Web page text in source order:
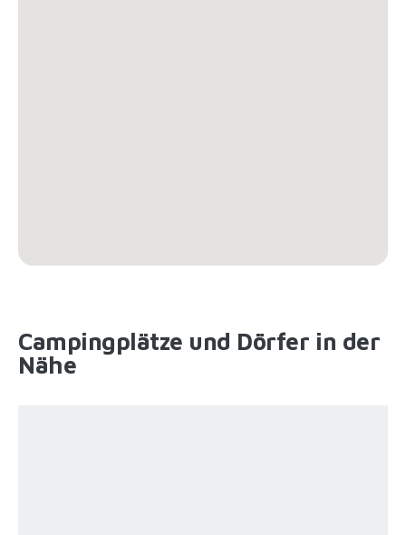
Campingplätze und Dörfer in der
Nähe